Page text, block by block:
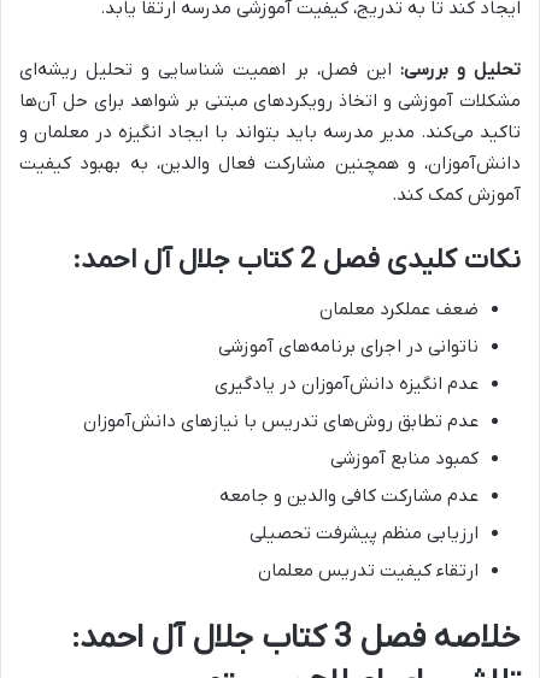
ایجاد کند تا به تدریج، کیفیت آموزشی مدرسه ارتقا یابد.
تحلیل و بررسی: این فصل، بر اهمیت شناسایی و تحلیل ریشه‌ای
مشکلات آموزشی و اتخاذ رویکردهای مبتنی بر شواهد برای حل آن‌ها
تاکید می‌کند. مدیر مدرسه باید بتواند با ایجاد انگیزه در معلمان و
دانش‌آموزان، و همچنین مشارکت فعال والدین، به بهبود کیفیت
آموزش کمک کند.
نکات کلیدی فصل 2 کتاب جلال آل احمد:
ضعف عملکرد معلمان
ناتوانی در اجرای برنامه‌های آموزشی
عدم انگیزه دانش‌آموزان در یادگیری
عدم تطابق روش‌های تدریس با نیازهای دانش‌آموزان
کمبود منابع آموزشی
عدم مشارکت کافی والدین و جامعه
ارزیابی منظم پیشرفت تحصیلی
ارتقاء کیفیت تدریس معلمان
خلاصه فصل 3 کتاب جلال آل احمد: